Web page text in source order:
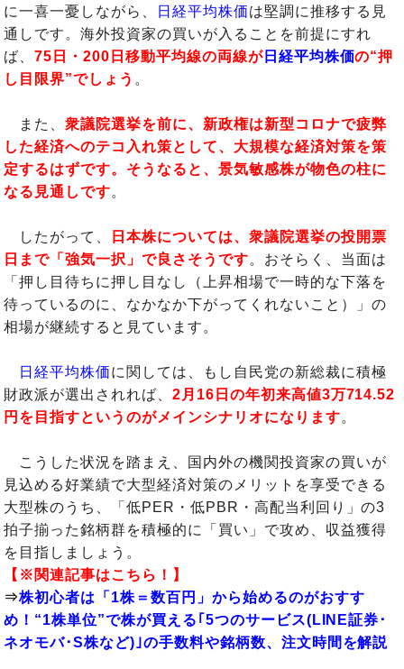
に一喜一憂しながら、
日経平均株価は堅調に推移する見
通しです。海外投資家の買いが入ることを前提にすれ
ば、75日・200日移動平均線の両線が日経平均株価の“押
し目限界”でしょう 。
また、衆議院選挙を前に、新政権は新型コロナで疲弊
した経済へのテコ入れ策として、大規模な経済対策を策
定するはずです。そうなると、景気敏感株が物色の柱に
なる見通しです。
したがって、
日本株については、衆議院選挙の投開票
日まで「強気一択」で良さそうです。おそらく、当面は
「押し目待ちに押し目なし（上昇相場で一時的な下落を
待っているのに、なかなか下がってくれないこと）」の
相場が継続すると見ています。
日経平均株価に関しては、もし自民党の新総裁に積極
財政派が選出されれば、2月16日の年初来高値3万714.52
円を目指すというのがメインシナリオになります。
こうした状況を踏まえ、国内外の機関投資家の買いが
見込める好業績で大型経済対策のメリットを享受できる
大型株のうち、「低PER・低PBR・高配当利回り」の3
拍子揃った銘柄群を積極的に「買い」で攻め、収益獲得
を目指しましょう。
【※関連記事はこちら！】
⇒株初心者は「1株＝数百円」から始めるのがおすす
め！“1株単位”で株が買える｢5つのサービス(LINE証券･
ネオモバ･S株など)｣の手数料や銘柄数、注文時間を解説